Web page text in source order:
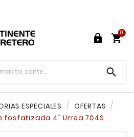
 
0

ESPECIALES
OFERTAS
fosfatizada 4" Urrea 704S